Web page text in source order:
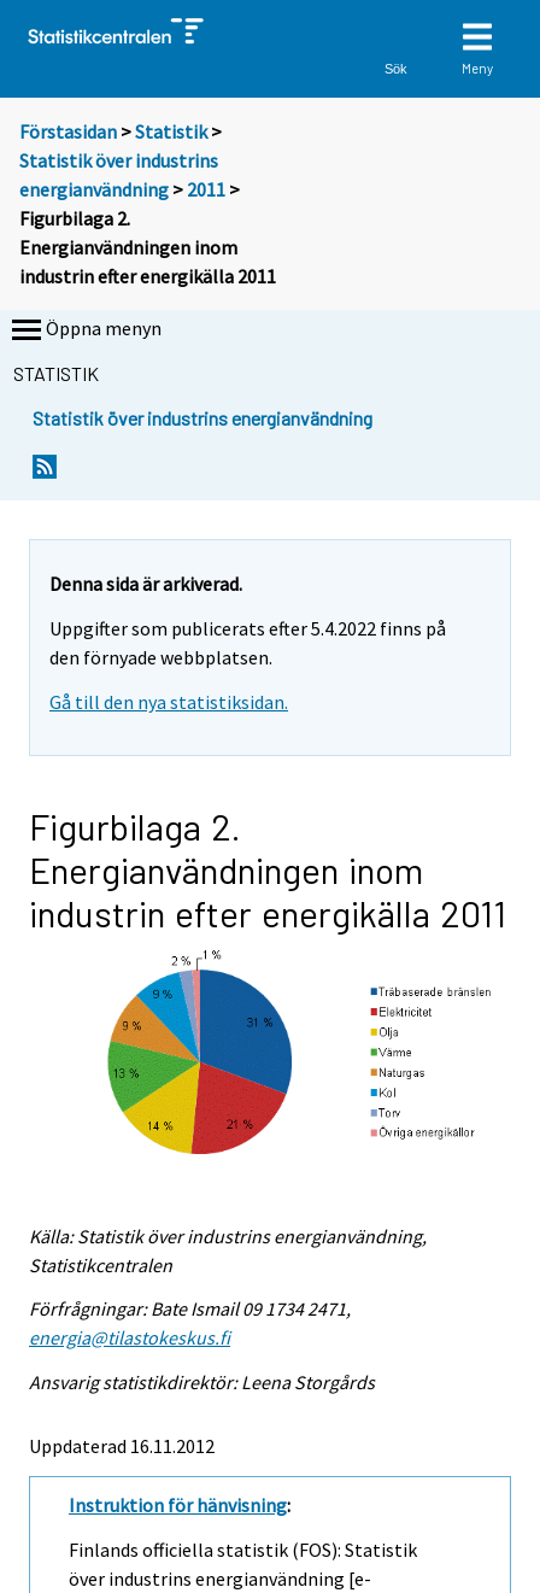
Sök Meny
Förstasidan >Statistik >
Statistik över industrins
energianvändning > 2011 >
Figurbilaga 2.
Energianvändningen inom
industrin efter energikälla 2011
Öppna menyn
STATISTIK
Statistik över industrins energianvändning
Denna sida är arkiverad.
Uppgifter som publicerats efter 5.4.2022 finns på
den förnyade webbplatsen.
Gå till den nya statistiksidan.
Figurbilaga 2.
Energianvändningen inom
industrin efter energikälla 2011
Källa: Statistik över industrins energianvändning,
Statistikcentralen
Förfrågningar: Bate Ismail 09 1734 2471,
energia@tilastokeskus.fi
Ansvarig statistikdirektör: Leena Storgårds
Uppdaterad 16.11.2012
Instruktion för hänvisning:
Finlands officiella statistik (FOS): Statistik
över industrins energianvändning [e-